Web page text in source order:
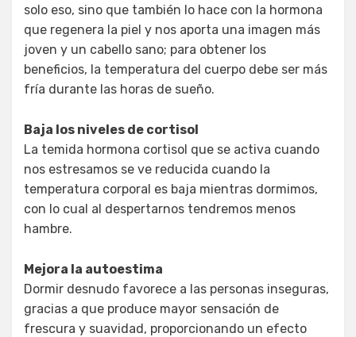
solo eso, sino que también lo hace con la hormona
que regenera la piel y nos aporta una imagen más
joven y un cabello sano; para obtener los
beneficios, la temperatura del cuerpo debe ser más
fría durante las horas de sueño.
Baja los niveles de cortisol
La temida hormona cortisol que se activa cuando
nos estresamos se ve reducida cuando la
temperatura corporal es baja mientras dormimos,
con lo cual al despertarnos tendremos menos
hambre.
Mejora la autoestima
Dormir desnudo favorece a las personas inseguras,
gracias a que produce mayor sensación de
frescura y suavidad, proporcionando un efecto